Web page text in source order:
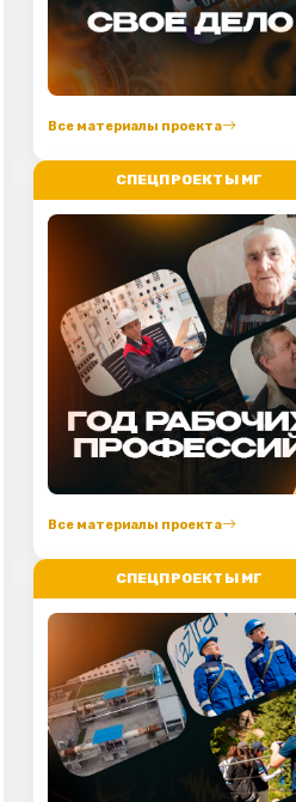
Все материалы проекта
СПЕЦПРОЕКТЫ МГ
Все материалы проекта
СПЕЦПРОЕКТЫ МГ